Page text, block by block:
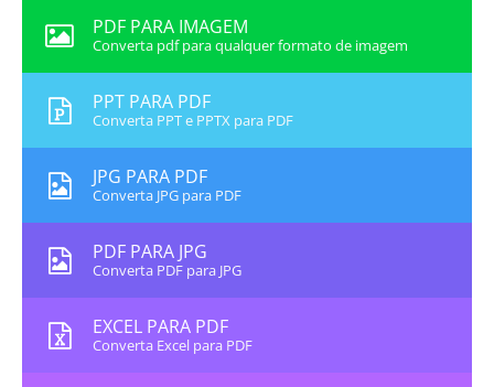
PDF PARA IMAGEM
Converta pdf para qualquer formato de imagem
PPT PARA PDF
Converta PPT e PPTX para PDF
JPG PARA PDF
Converta JPG para PDF
PDF PARA JPG
Converta PDF para JPG
EXCEL PARA PDF
Converta Excel para PDF